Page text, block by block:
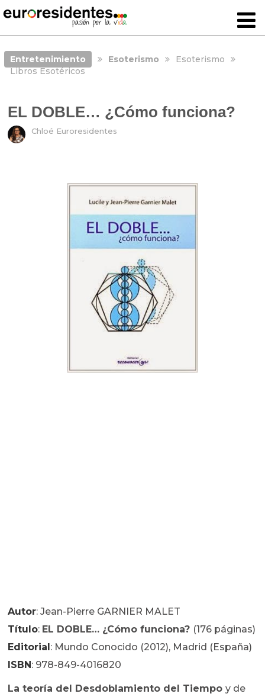
Entretenimiento Esoterismo
Esoterismo
Libros Esotéricos
EL DOBLE… ¿Cómo funciona?
Chloé Euroresidentes
Autor: Jean-Pierre GARNIER MALET
Título: EL DOBLE… ¿Cómo funciona? (176 páginas)
Editorial : Mundo Conocido (2012), Madrid (España)
ISBN : 978-849-4016820
La teoría del Desdoblamiento del Tiempoy de